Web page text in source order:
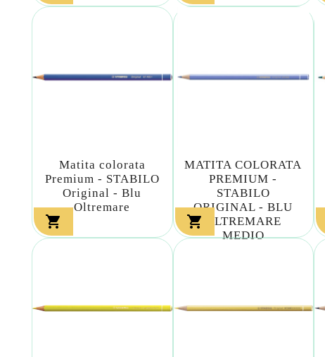
Matita colorata
Premium - STABILO
Original - Blu
Oltremare

MATITA COLORATA
PREMIUM -
STABILO
ORIGINAL - BLU
OLTREMARE
MEDIO
